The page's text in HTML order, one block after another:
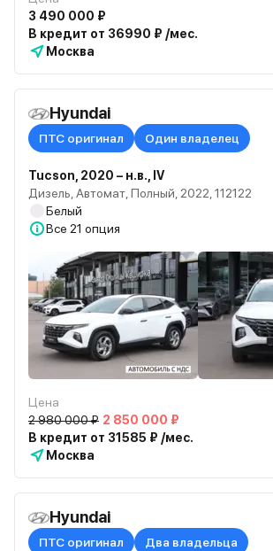
3 490 000 ₽
В кредит от 36990 ₽ /мес.
Москва
Hyundai
ПТС оригинал Один владелец
Tucson, 2020 – н.в., IV
Дизель, Автомат, Полный, 2022, 112122
Белый
Все 21 опция
Цена
2 980 000 ₽ 2 850 000 ₽
В кредит от 31585 ₽ /мес.
Москва
Hyundai
ПТС оригинал Два владельца